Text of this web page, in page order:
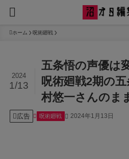
ホーム 呪術廻戦
五条悟の声優は
呪術廻戦2期の
村悠一さんのま
2024
1/13
広告 呪術廻戦 2024年1月13日